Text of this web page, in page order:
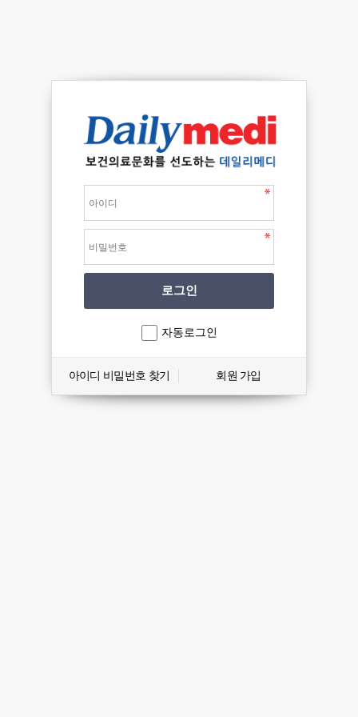
자동로그인
아이디 비밀번호 찾기 회원 가입